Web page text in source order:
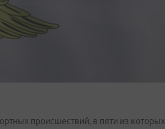
происшествий, в пяти из которых